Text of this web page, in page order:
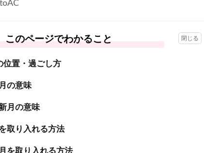
このページでわかること
位置・過ごし方
の意味
月の意味
取り入れる方法
を取り入れる方法